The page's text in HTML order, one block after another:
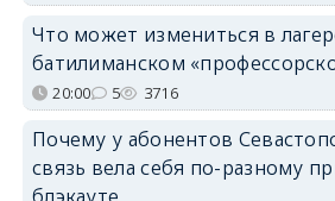
Что может измениться в
батилиманском
20:00 5 3716
Почему у абонентов
связь вела себя по-разному